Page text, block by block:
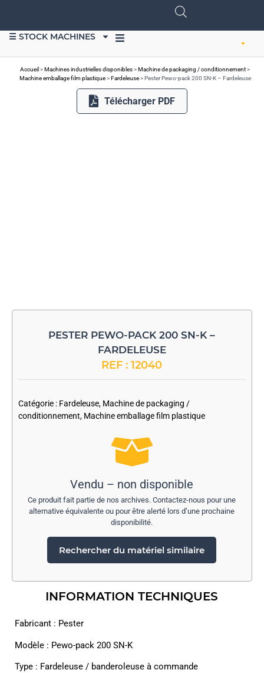
☰ STOCK MACHINES
Accueil >Machines industrielles disponibles>Machine de packaging / conditionnement>
Machine emballage film plastique>Fardeleuse>Pester Pewo-pack 200 SN-K – Fardeleuse
Télécharger PDF
PESTER PEWO-PACK 200 SN-K –
FARDELEUSE
REF : 12040
-
Catégorie : Fardeleuse, Machine de packaging /
conditionnement, Machine emballage film plastique
Vendu – non disponible
Ce produit fait partie de nos archives. Contactez-nous pour une
alternative équivalente ou pour être alerté lors d’une prochaine
disponibilité.
Rechercher du matériel similaire
INFORMATION TECHNIQUES
Fabricant : Pester
Modèle : Pewo-pack 200 SN-K
Type : Fardeleuse / banderoleuse à commande